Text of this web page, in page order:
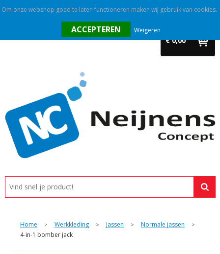
€ 0,00
Promotietextiel
Tassen
Alle categorieën
Custom made
Home > Werkkleding > Jassen > Normale jassen >
4-in-1 bomber jack
Om onze webshop goed te laten functioneren maken wij gebruik van cookies.
Weigeren